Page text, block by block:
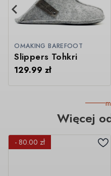
OMAKING BAREFOOT
Slippers Tohkri
129.99zł
Więcej
- 80.00 zł